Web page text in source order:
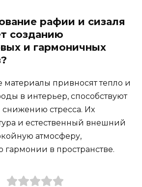
рафии и сизаля
созданию
и гармоничных
материалы привносят тепло и
в интерьер, способствуют
стресса. Их
и естественный внешний
атмосферу,
в пространстве.